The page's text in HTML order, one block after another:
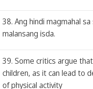
38. Ang hindi magmahal
malansang isda.
39. Some critics argue
children, as it can lead to
of physical activity